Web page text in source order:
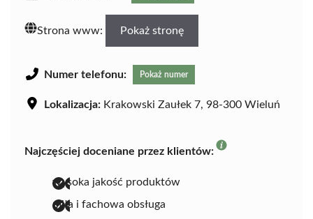
Strona www: Pokaż stronę
Numer telefonu: Pokaż numer
Lokalizacja: Krakowski Zaułek 7, 98-300 Wieluń
Najczęściej doceniane przez klientów:
wysoka jakość produktów
miła i fachowa obsługa